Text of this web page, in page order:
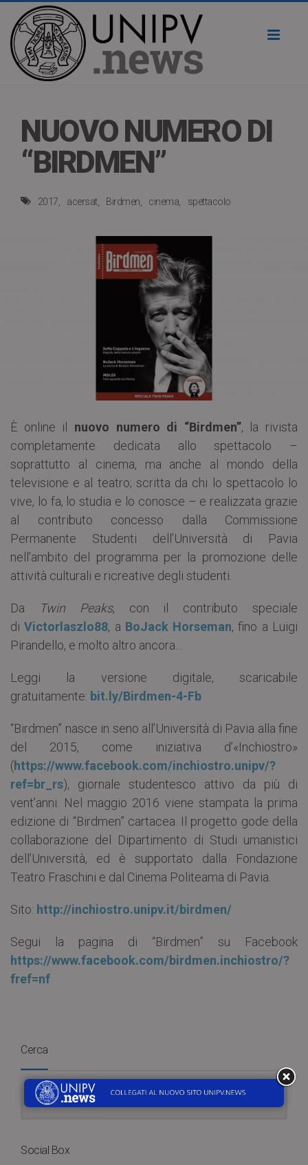
NUOVO NUMERO DI
“BIRDMEN”
2017 acersat Birdmen cinema spettacolo
È online il nuovo numero di “Birdmen”, la rivista
completamente dedicata allo spettacolo –
soprattutto al cinema, ma anche al mondo della
televisione e al teatro; scritta da chi lo spettacolo lo
vive, lo fa, lo studia e lo conosce – e realizzata grazie
al contributo concesso dalla Commissione
Permanente Studenti dell’Università di Pavia
nell’ambito del programma per la promozione delle
attività culturali e ricreative degli studenti.
Da Twin Peaks, con il contributo speciale
diVictorlaszlo88, a BoJack Horseman, fino a Luigi
Pirandello, e molto altro ancora…
Leggi la versione digitale, scaricabile
gratuitamente: bit.ly/Birdmen-4-Fb
“Birdmen” nasce in seno all’Università di Pavia alla fine
del 2015, come iniziativa d’«Inchiostro»
(https://www.facebook.com/inchiostro.unipv/?
ref=br_rs), giornale studentesco attivo da più di
vent’anni. Nel maggio 2016 viene stampata la prima
edizione di “Birdmen” cartacea. Il progetto gode della
collaborazione del Dipartimento di Studi umanistici
dell’Università, ed è supportato dalla Fondazione
Teatro Fraschini e dal Cinema Politeama di Pavia.
Sito: http://inchiostro.unipv.it/birdmen/
Segui la pagina di “Birdmen” su Facebook
https://www.facebook.com/birdmen.inchiostro/?
fref=nf
Cerca
Social Box